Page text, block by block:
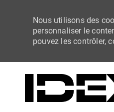
Nous utilisons des
personnaliser le
pouvez les contrôler,